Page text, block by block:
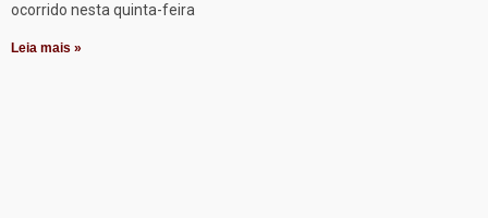
ocorrido nesta quinta-feira
Leia mais »